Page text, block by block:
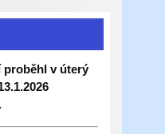
proběhl v úterý